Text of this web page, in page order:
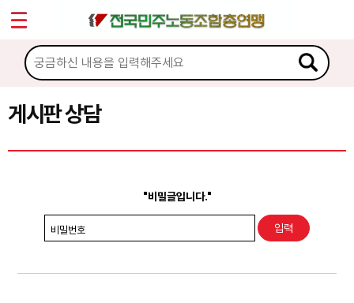
게시판 상담
"비밀글입니다."
비밀번호
마이페이지
소개
소식
노동상담
권리찾기수첩 검색
찾아보기
Sketchbook5, 스케치북5
Sketchbook5, 스케치북5